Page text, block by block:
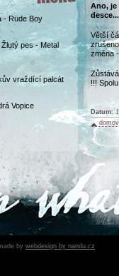
- Rude Boy
pes - Metal
vraždící palcát
Vopice
Ano, je
desce...
Větší
změna
!!!
Datum:
by webdesign by nandu.cz